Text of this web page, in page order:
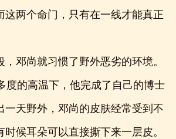
这两个命门，只有在一线才能真正
邓尚就习惯了野外恶劣的环境。
度的高温下，他完成了自己的博士
一天野外，邓尚的皮肤经常受到不
时候耳朵可以直接撕下来一层皮。